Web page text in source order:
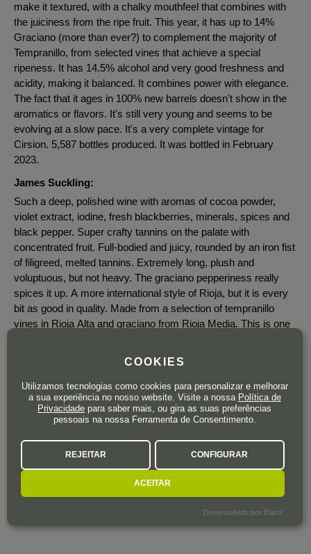
make it textured, with a chalky mouthfeel that combines with
the juiciness from the ripe fruit. This year, it has up to 14%
Graciano (more than ever?) to complement the majority of
Tempranillo, from selected vines that achieve a special
ripeness. It has 14.5% alcohol and very good freshness and
acidity, making it balanced. It combines power with elegance.
The fact that it ages in 100% new barrels doesn't show in the
aromatics or flavors. It's still very young and seems to be
evolving at a slow pace. It's a very complete vintage for
Cirsion. 5,587 bottles produced. It was bottled in February
2023.
James Suckling:
Such a deep, polished wine with aromas of cocoa powder,
violet extract, iodine, fresh blackberries, minerals, spices and
black pepper. Super crafty tannins on the palate with
concentrated fruit. Full-bodied and juicy, rounded by an iron fist
of filigreed, melted tannins. Extremely long, plush and
voluptuous, but not heavy. The graciano pepperiness really
spices it up. A more international style of Rioja, but it is every
bit as good in quality. Made from a selection of tempranillo
vines in Rioja Alta and graciano from Rioja Media. This is one
Unusually, Bodegas Roda gives its top wine, Cirsion, less time
in barrique – typically eight months, albeit in brand-new French
oak. From a year hailed as the best since 2001, this glorious
wine has beguiling scents of honeysuckle and jasmine, plus
the wet slate/petrichor note that is a hallmark of recent
vintages. The richness, precision and good acidity signal a
COOKIES
Utilizamos tecnologias como cookies para personalizar e melhorar
a sua experiência no nosso website. Visite a nossa Política de
Privacidade para saber mais, ou gira as suas preferências
pessoais na nossa Ferramenta de Consentimento.
REJEITAR CONFIGURAR
ACEITAR
Desenvolvido por Klaro!